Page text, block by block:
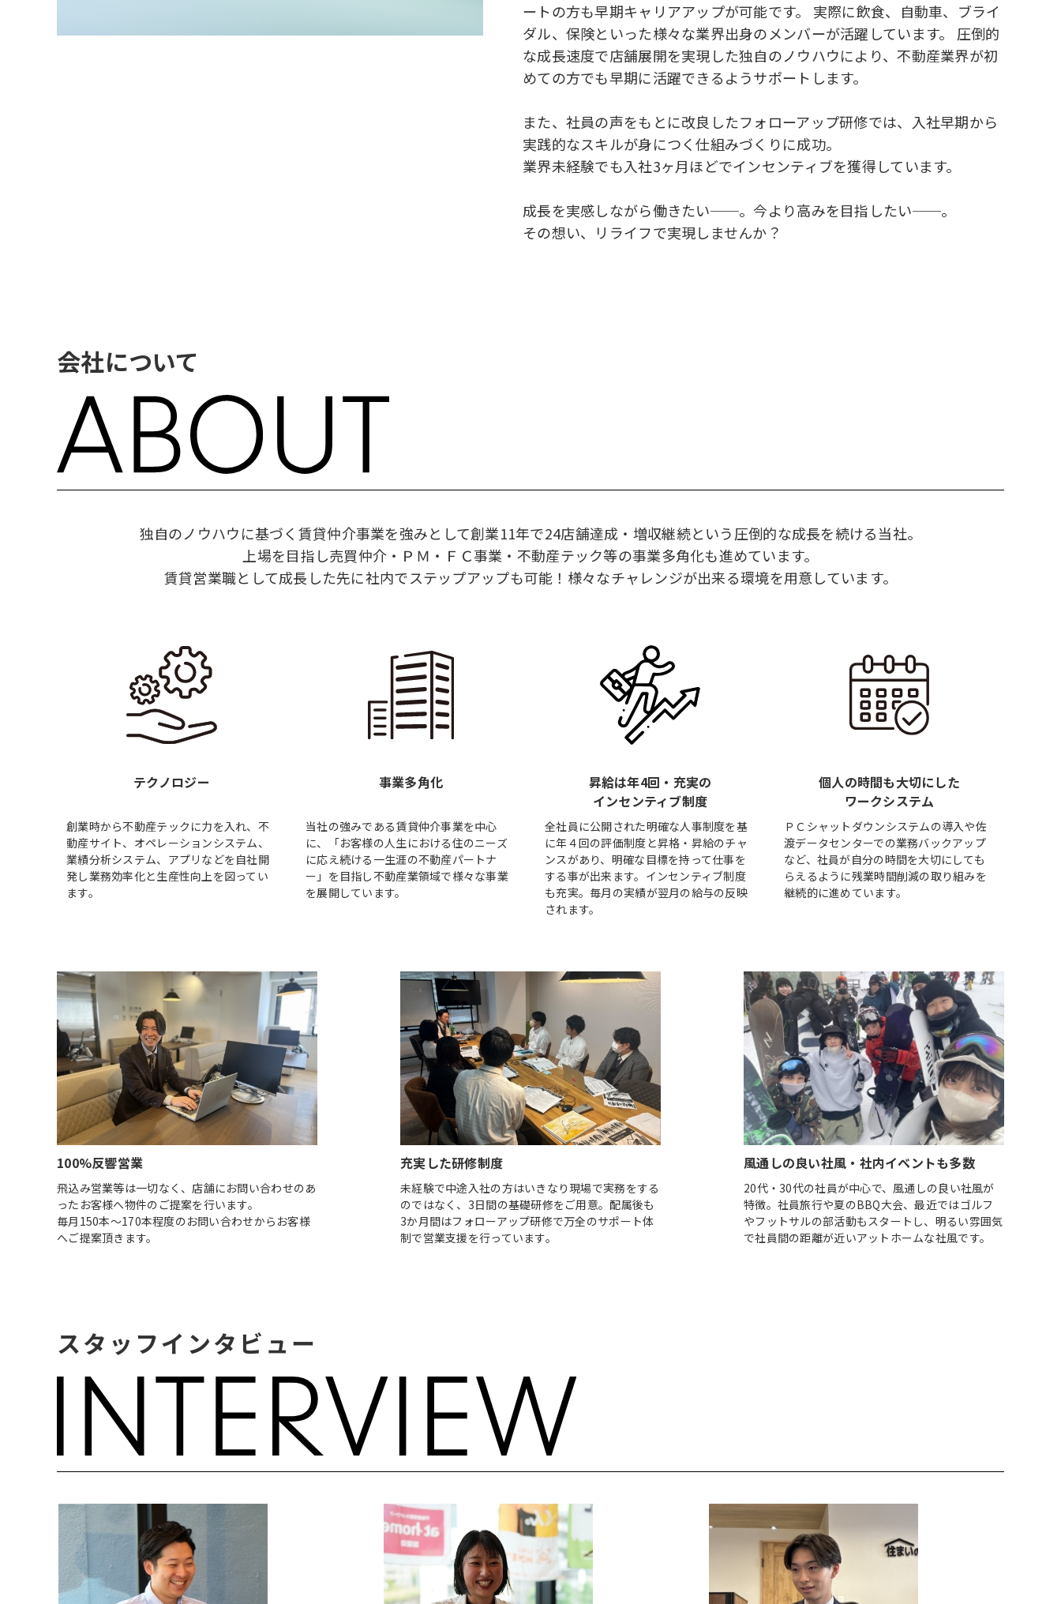
ートの方も早期キャリアアップが可能です。 実際に飲食、自動車、ブライ
ダル、保険といった様々な業界出身のメンバーが活躍しています。 圧倒的
な成長速度で店舗展開を実現した独自のノウハウにより、不動産業界が初
めての方でも早期に活躍できるようサポートします。
また、社員の声をもとに改良したフォローアップ研修では、入社早期から
実践的なスキルが身につく仕組みづくりに成功。
業界未経験でも入社3ヶ月ほどでインセンティブを獲得しています。
成長を実感しながら働きたい──。今より高みを目指したい──。
その想い、リライフで実現しませんか？
会社について
独自のノウハウに基づく賃貸仲介事業を強みとして創業11年で24店舗達成・増収継続という圧倒的な成長を続ける当社。
上場を目指し売買仲介・ＰＭ・ＦＣ事業・不動産テック等の事業多角化も進めています。
賃貸営業職として成長した先に社内でステップアップも可能！様々なチャレンジが出来る環境を用意しています。
テクノロジー
創業時から不動産テックに力を入れ、不
動産サイト、オペレーションシステム、
業績分析システム、アプリなどを自社開
発し業務効率化と生産性向上を図ってい
ます。
事業多角化
当社の強みである賃貸仲介事業を中心
に、「お客様の人生における住のニーズ
に応え続ける一生涯の不動産パートナ
ー」を目指し不動産業領域で様々な事業
を展開しています。
昇給は年4回・充実の
インセンティブ制度
全社員に公開された明確な人事制度を基
に年４回の評価制度と昇格・昇給のチャ
ンスがあり、明確な目標を持って仕事を
する事が出来ます。インセンティブ制度
も充実。毎月の実績が翌月の給与の反映
されます。
個人の時間も大切にした
ワークシステム
ＰＣシャットダウンシステムの導入や佐
渡データセンターでの業務バックアップ
など、社員が自分の時間を大切にしても
らえるように残業時間削減の取り組みを
継続的に進めています。
100%反響営業
飛込み営業等は一切なく、店舗にお問い合わせのあ
ったお客様へ物件のご提案を行います。
毎月150本～170本程度のお問い合わせからお客様
へご提案頂きます。
充実した研修制度
未経験で中途入社の方はいきなり現場で実務をする
のではなく、3日間の基礎研修をご用意。配属後も
3か月間はフォローアップ研修で万全のサポート体
制で営業支援を行っています。
風通しの良い社風・社内イベントも多数
20代・30代の社員が中心で、風通しの良い社風が
特徴。社員旅行や夏のBBQ大会、最近ではゴルフ
やフットサルの部活動もスタートし、明るい雰囲気
で社員間の距離が近いアットホームな社風です。
スタッフインタビュー